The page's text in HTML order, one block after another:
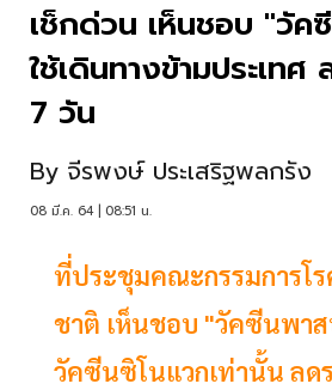
เช็กด่วน เห็นชอบ "วัค
ใช้เดินทางข้ามประเท
7 วัน
By จีรพงษ์ ประเสริฐพลกรัง
08 มี.ค. 64 | 08:51 น.
ที่ประชุมคณะกรรมการโ
ชาติ เห็นชอบ "วัคซีนพา
วัคซีนซิโนแวกเท่านั้น ลด